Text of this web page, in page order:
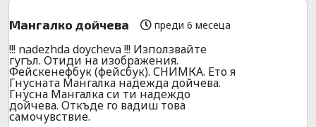
Мангалко дойчева преди 6 месеца
!!! nadezhda doycheva !!! Използвайте
гугъл. Отиди на изображения.
Фейскенефбук (фейсбук). СНИМКА. Ето я
Гнусната Мангалка надежда дойчева.
Гнусна Мангалка си ти надеждо
дойчева. Откъде го вадиш това
самочувствие.